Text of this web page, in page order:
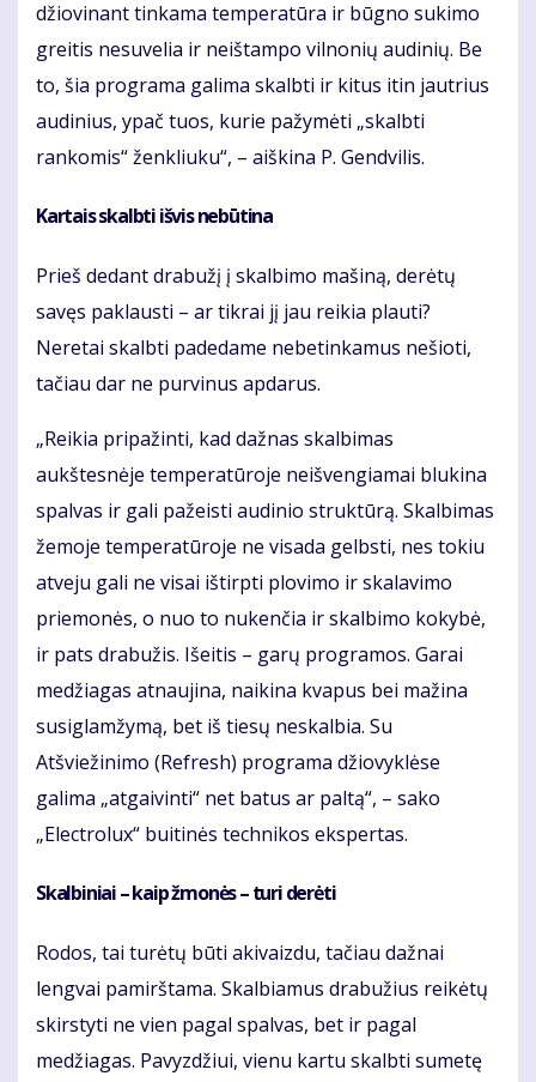
džiovinant tinkama temperatūra ir būgno sukimo
greitis nesuvelia ir neištampo vilnonių audinių. Be
to, šia programa galima skalbti ir kitus itin jautrius
audinius, ypač tuos, kurie pažymėti „skalbti
rankomis“ ženkliuku“, – aiškina P. Gendvilis.
Kartais skalbti išvis nebūtina
Prieš dedant drabužį į skalbimo mašiną, derėtų
savęs paklausti – ar tikrai jį jau reikia plauti?
Neretai skalbti padedame nebetinkamus nešioti,
tačiau dar ne purvinus apdarus.
„Reikia pripažinti, kad dažnas skalbimas
aukštesnėje temperatūroje neišvengiamai blukina
spalvas ir gali pažeisti audinio struktūrą. Skalbimas
žemoje temperatūroje ne visada gelbsti, nes tokiu
atveju gali ne visai ištirpti plovimo ir skalavimo
priemonės, o nuo to nukenčia ir skalbimo kokybė,
ir pats drabužis. Išeitis – garų programos. Garai
medžiagas atnaujina, naikina kvapus bei mažina
susiglamžymą, bet iš tiesų neskalbia. Su
Atšviežinimo (Refresh) programa džiovyklėse
galima „atgaivinti“ net batus ar paltą“, – sako
„Electrolux“ buitinės technikos ekspertas.
Skalbiniai – kaip žmonės – turi derėti
Rodos, tai turėtų būti akivaizdu, tačiau dažnai
lengvai pamirštama. Skalbiamus drabužius reikėtų
skirstyti ne vien pagal spalvas, bet ir pagal
medžiagas. Pavyzdžiui, vienu kartu skalbti sumetę